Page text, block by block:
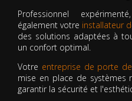
Professionnel
également votre installateur
des solutions adaptées à
un confort optimal.
Votre entreprise de porte
mise en place de systèmes
garantir la sécurité et